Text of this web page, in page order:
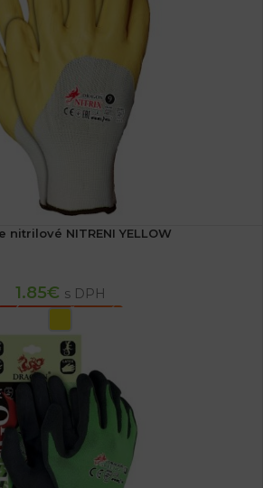
nitrilové NITRENI YELLOW
1.85€ s DPH
VÝBER MOŽNOSTÍ